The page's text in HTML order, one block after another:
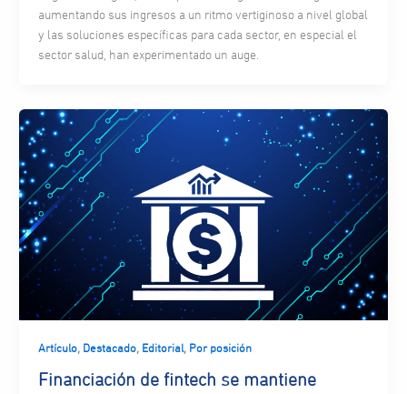
aumentando sus ingresos a un ritmo vertiginoso a nivel global
y las soluciones específicas para cada sector, en especial el
sector salud, han experimentado un auge.
Artículo, Destacado, Editorial, Por posición
Financiación de fintech se mantiene